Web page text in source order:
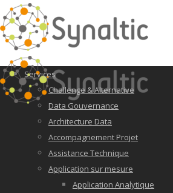
Services
Challenge & Alternative
Data Gouvernance
Architecture Data
Accompagnement Projet
Assistance Technique
Application sur mesure
Application Analytique